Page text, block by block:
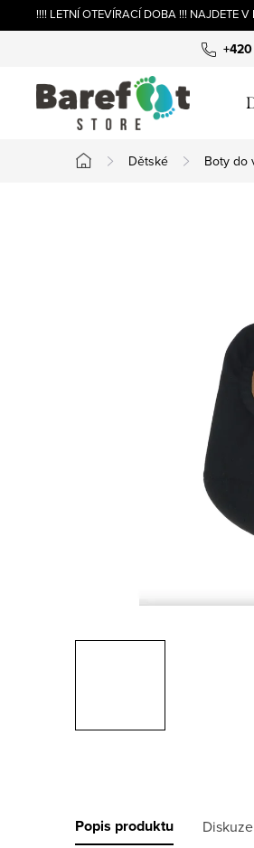
na
!!!! LETNÍ OTEVÍRACÍ DOBA !!! NAJDETE V
Domů
Dětské Boty do
Popis produktu Diskuze